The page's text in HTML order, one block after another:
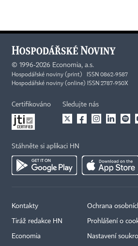
© 1996-2026 Economia, a.s.
Hospodářské noviny (print) ISSN 0862-9587
Hospodářské noviny (online) ISSN 2787-950X
Certifikováno Sledujte nás
Stáhněte si aplikaci HN
Kontakty
Tiráž redakce HN
Economia
Ochrana
Prohlášení o
Nastavení